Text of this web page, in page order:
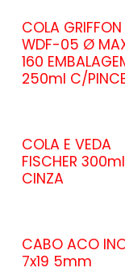
COLA
WDF-05 Ø
160
250ml C/
COLA E VEDA
FISCHER 300ml
CINZA
CABO ACO
7x19 5mm